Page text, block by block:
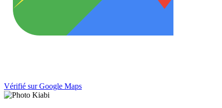
Vérifié sur Google Maps